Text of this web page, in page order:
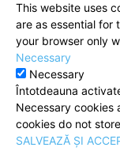
This website uses
are as essential for
your browser only
Necessary
Necessary
Întotdeauna
Necessary cookies
cookies do not
SALVEAZĂ ȘI